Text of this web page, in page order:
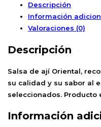
Descripción
Información
Valoraciones (0)
Descripción
Salsa de ají Oriental,
su calidad y su sabor al
seleccionados. Producto
Información